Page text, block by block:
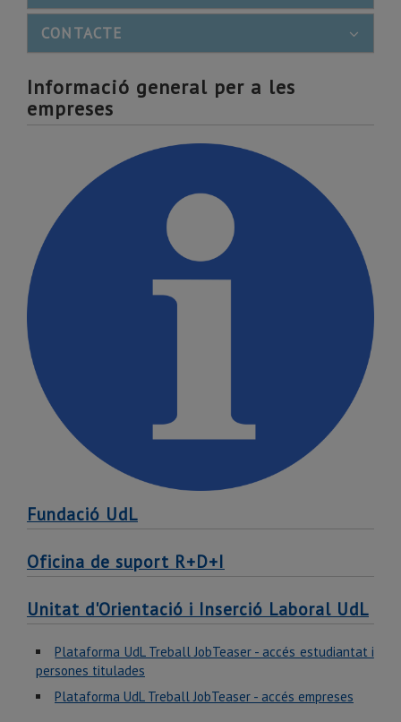
CONTACTE
Informació general per a les
empreses
Fundació UdL
Oficina de suport R+D+I
Unitat d'Orientació i Inserció Laboral UdL
Plataforma UdL Treball JobTeaser - accés estudiantat i
persones titulades
Plataforma UdL Treball JobTeaser - accés empreses